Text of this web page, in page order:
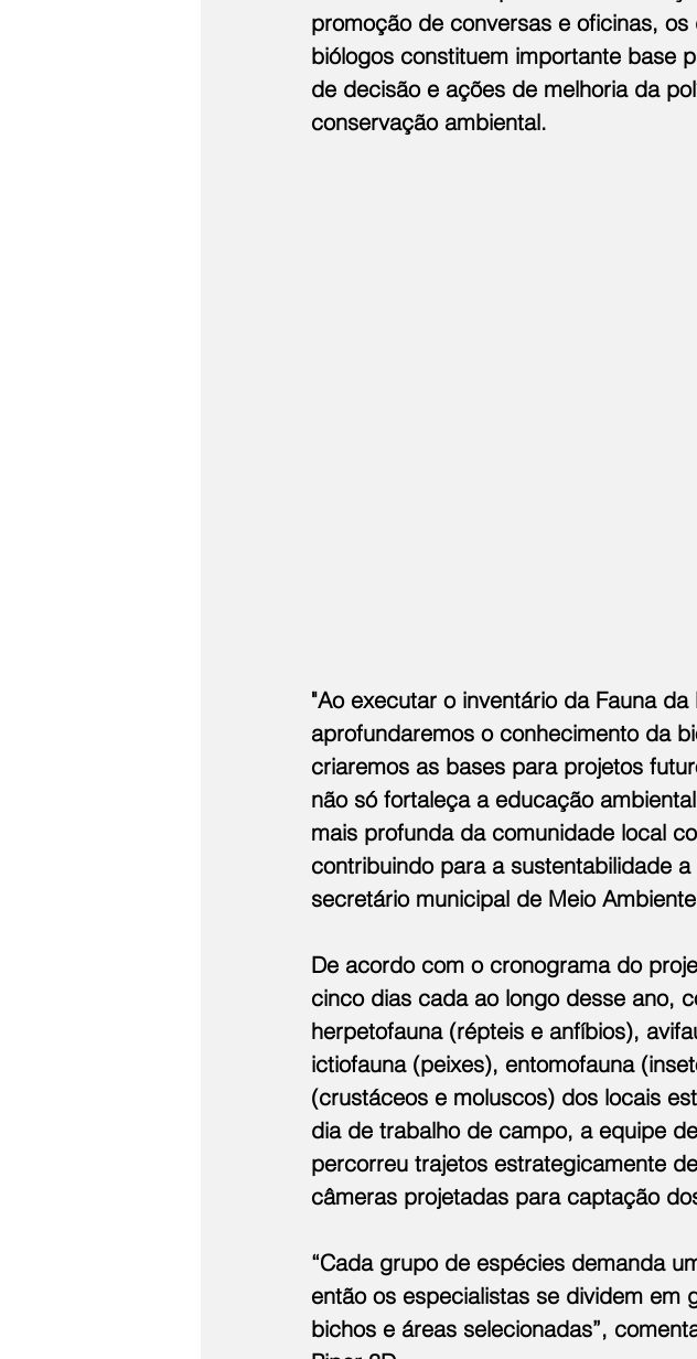
promoção de conversas e oficinas,
biólogos constituem importante base
de decisão e ações de melhoria da
conservação ambiental.
"Ao executar o inventário da Fauna
aprofundaremos o conhecimento da
criaremos as bases para projetos
não só fortaleça a educação
mais profunda da comunidade local
contribuindo para a sustentabilidade
secretário municipal de Meio
De acordo com o cronograma do
cinco dias cada ao longo desse ano,
herpetofauna (répteis e anfíbios),
ictiofauna (peixes), entomofauna
(crustáceos e moluscos) dos locais
dia de trabalho de campo, a equipe
percorreu trajetos estrategicamente
câmeras projetadas para captação
“Cada grupo de espécies demanda
então os especialistas se dividem
bichos e áreas selecionadas”,